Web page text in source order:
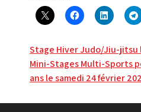
Navigation
de
l’article
Stage Hiver Judo/Jiu-jitsu
Mini-Stages Multi-Sports
ans le samedi 24 février